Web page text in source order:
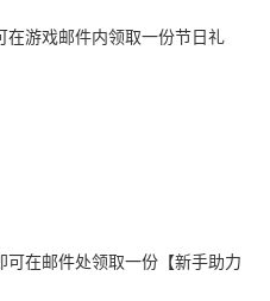
游戏邮件内领取一份节日礼
在邮件处领取一份【新手助力